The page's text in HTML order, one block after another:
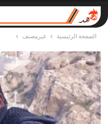
الصفحة الرئيسية غيرمصنف